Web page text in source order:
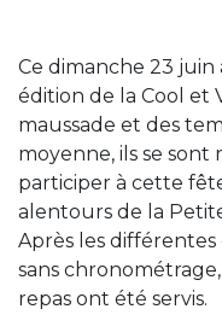
Ce dimanche 23 juin
édition de la Cool et
maussade et des
moyenne, ils se
participer à cette
alentours de la
Après les
sans
repas ont été servis.